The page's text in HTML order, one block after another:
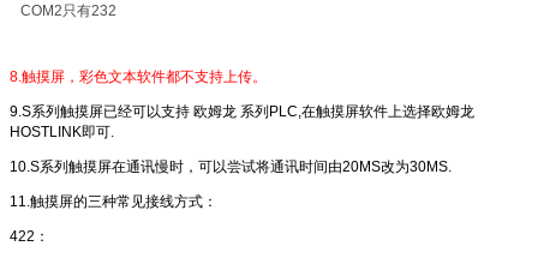
COM2只有232
8.触摸屏，彩色文本软件都不支持上传。
9.S系列触摸屏已经可以支持 欧姆龙 系列PLC,在触摸屏软件上选择欧姆龙
HOSTLINK即可.
10.S系列触摸屏在通讯慢时，可以尝试将通讯时间由20MS改为30MS.
11.触摸屏的三种常见接线方式：
422：